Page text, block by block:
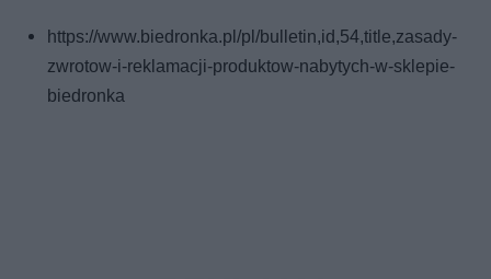
https://www.biedronka.pl/pl/bulletin,id,54,title,zasady-
zwrotow-i-reklamacji-produktow-nabytych-w-sklepie-
biedronka